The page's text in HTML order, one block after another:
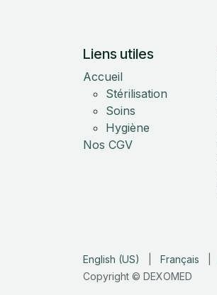
Liens utiles
Accueil
Stérilisation
Soins
Hygiène
Nos CGV
Copyright © DEXOMED
English (US) Français